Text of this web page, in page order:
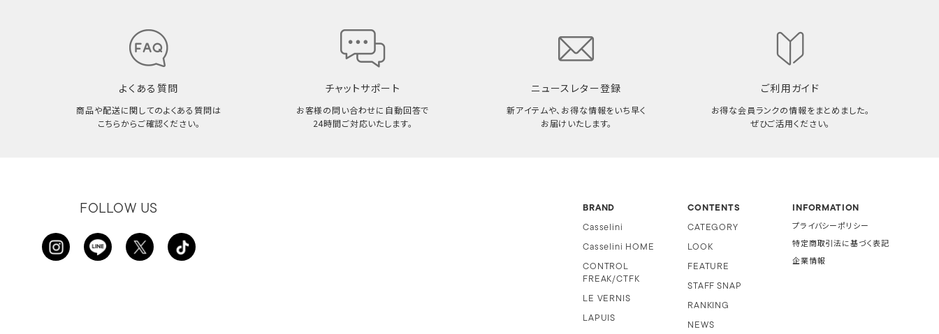
よくある質問
商品や配送に関してのよくある質問は
こちらからご確認ください。
チャットサポート
お客様の問い合わせに自動回答で
24時間ご対応いたします。
ニュースレター登録
新アイテムや、お得な情報をいち早く
お届けいたします。
ご利用ガイド
お得な会員ランクの情報をまとめました。
ぜひご活用ください。
FOLLOW US BRAND
Casselini
Casselini HOME
CONTROL
FREAK/CTFK
LE VERNIS
LAPUIS
CONTENTS
CATEGORY
LOOK
FEATURE
STAFF SNAP
RANKING
NEWS
INFORMATION
プライバシーポリシー
特定商取引法に基づく表記
企業情報